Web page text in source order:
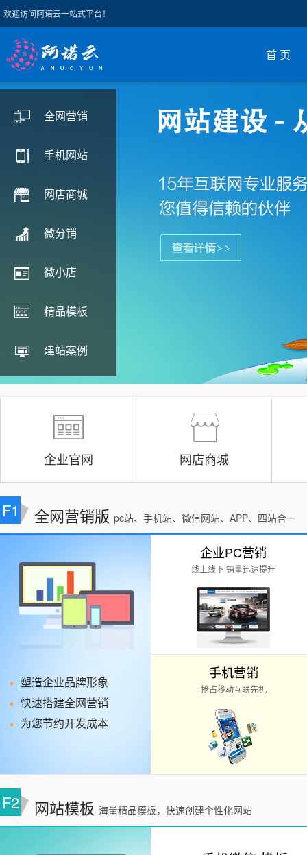
欢迎访问阿诺云一站式平台！
首 页
全网营销
手机网站
网店商城
微分销
微小店
精品模板
建站案例
企业官网 网店商城
F1 全网营销版 pc站、手机站、微信网站、APP、四站合一
塑造企业品牌形象
快速搭建全网营销
为您节约开发成本
企业PC营销
线上线下 销量迅速提升
手机营销
抢占移动互联先机
F2 网站模板 海量精品模板，快速创建个性化网站